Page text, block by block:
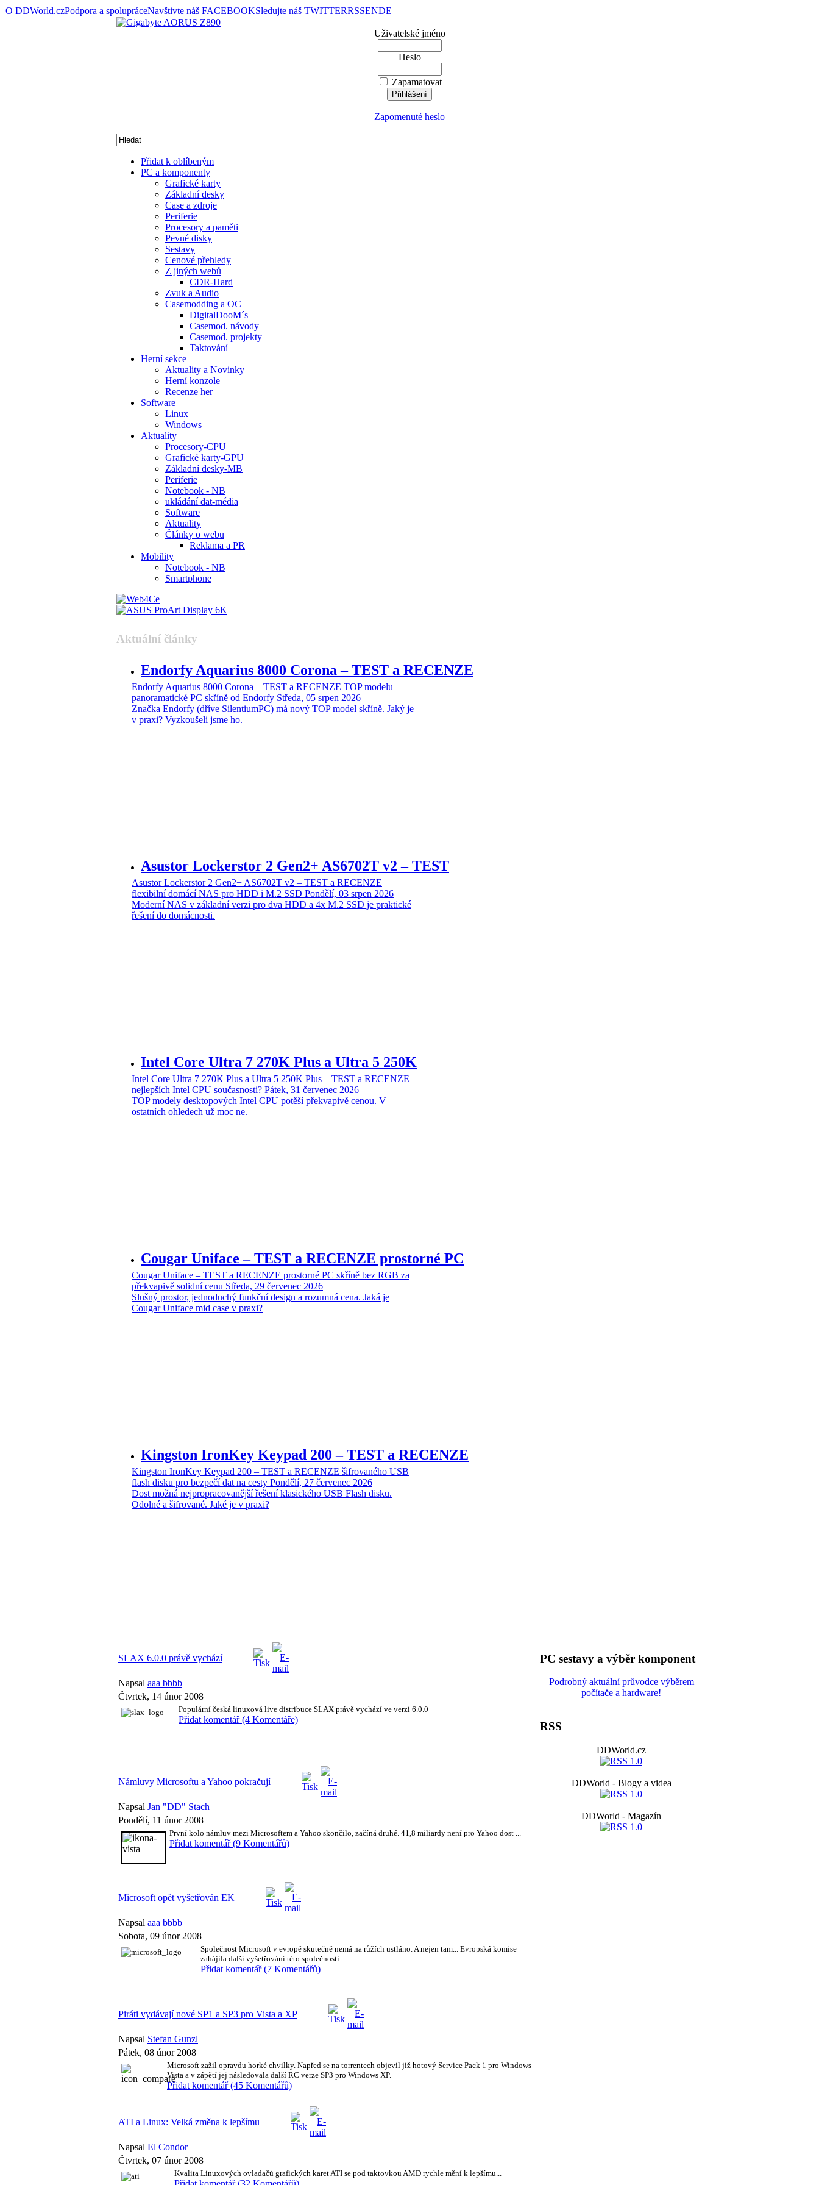
O DDWorld.czPodpora a spolupráceNavštivte náš FACEBOOKSledujte náš TWITTERRSSENDE
Uživatelské jméno
Heslo
Zapamatovat
Zapomenuté heslo
Přidat k oblíbeným
PC a komponenty
Grafické karty
Základní desky
Case a zdroje
Periferie
Procesory a paměti
Pevné disky
Sestavy
Cenové přehledy
Z jiných webů
CDR-Hard
Zvuk a Audio
Casemodding a OC
DigitalDooM´s
Casemod. návody
Casemod. projekty
Taktování
Herní sekce
Aktuality a Novinky
Herní konzole
Recenze her
Software
Linux
Windows
Aktuality
Procesory-CPU
Grafické karty-GPU
Základní desky-MB
Periferie
Notebook - NB
ukládání dat-média
Software
Aktuality
Články o webu
Reklama a PR
Mobility
Notebook - NB
Smartphone
Aktuální články
Endorfy Aquarius 8000 Corona – TEST a RECENZE
Endorfy Aquarius 8000 Corona – TEST a RECENZE TOP modelu
panoramatické PC skříně od Endorfy Středa, 05 srpen 2026
Značka Endorfy (dříve SilentiumPC) má nový TOP model skříně. Jaký je
v praxi? Vyzkoušeli jsme ho.
Asustor Lockerstor 2 Gen2+ AS6702T v2 – TEST
Asustor Lockerstor 2 Gen2+ AS6702T v2 – TEST a RECENZE
flexibilní domácí NAS pro HDD i M.2 SSD Pondělí, 03 srpen 2026
Moderní NAS v základní verzi pro dva HDD a 4x M.2 SSD je praktické
řešení do domácnosti.
Intel Core Ultra 7 270K Plus a Ultra 5 250K
Intel Core Ultra 7 270K Plus a Ultra 5 250K Plus – TEST a RECENZE
nejlepších Intel CPU současnosti? Pátek, 31 červenec 2026
TOP modely desktopových Intel CPU potěší překvapivě cenou. V
ostatních ohledech už moc ne.
Cougar Uniface – TEST a RECENZE prostorné PC
Cougar Uniface – TEST a RECENZE prostorné PC skříně bez RGB za
překvapivě solidní cenu Středa, 29 červenec 2026
Slušný prostor, jednoduchý funkční design a rozumná cena. Jaká je
Cougar Uniface mid case v praxi?
Kingston IronKey Keypad 200 – TEST a RECENZE
Kingston IronKey Keypad 200 – TEST a RECENZE šifrovaného USB
flash disku pro bezpečí dat na cesty Pondělí, 27 červenec 2026
Dost možná nejpropracovanější řešení klasického USB Flash disku.
Odolné a šifrované. Jaké je v praxi?
SLAX 6.0.0 právě vychází
Napsal aaa bbbb
Čtvrtek, 14 únor 2008
Populární česká linuxová live distribuce SLAX právě vychází ve verzi 6.0.0
Přidat komentář (4 Komentáře)
Námluvy Microsoftu a Yahoo pokračují
Napsal Jan "DD" Stach
Pondělí, 11 únor 2008
První kolo námluv mezi Microsoftem a Yahoo skončilo, začíná druhé. 41,8 miliardy není pro Yahoo dost ...
Přidat komentář (9 Komentářů)
Microsoft opět vyšetřován EK
Napsal aaa bbbb
Sobota, 09 únor 2008
Společnost Microsoft v evropě skutečně nemá na růžích ustláno. A nejen tam... Evropská komise
zahájila další vyšetřování této společnosti.
Přidat komentář (7 Komentářů)
Piráti vydávají nové SP1 a SP3 pro Vista a XP
Napsal Stefan Gunzl
Pátek, 08 únor 2008
Microsoft zažil opravdu horké chvilky. Napřed se na torrentech objevil již hotový Service Pack 1 pro Windows
Vista a v zápětí jej následovala další RC verze SP3 pro Windows XP.
Přidat komentář (45 Komentářů)
ATI a Linux: Velká změna k lepšímu
Napsal El Condor
Čtvrtek, 07 únor 2008
Kvalita Linuxových ovladačů grafických karet ATI se pod taktovkou AMD rychle mění k lepšímu...
PC sestavy a výběr komponent
Podrobný aktuální průvodce výběrem
počítače a hardware!
RSS
DDWorld.cz
DDWorld - Blogy a videa
DDWorld - Magazín